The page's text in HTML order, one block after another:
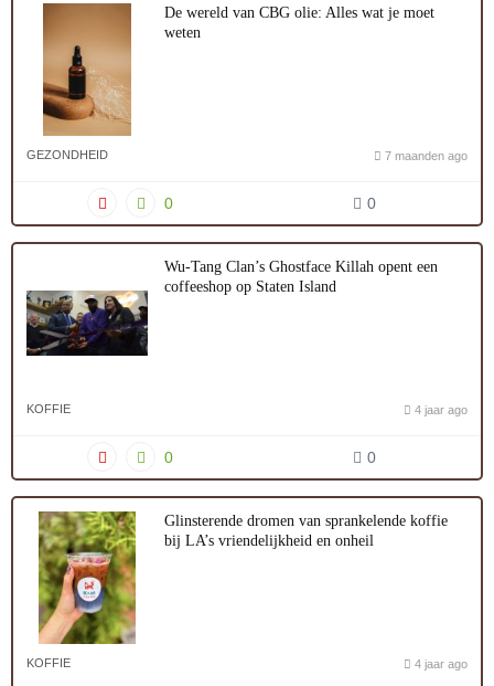
De wereld van CBG olie: Alles wat je moet
weten
GEZONDHEID 7 maanden ago
0 0
Wu-Tang Clan’s Ghostface Killah opent een
coffeeshop op Staten Island
KOFFIE 4 jaar ago
0 0
Glinsterende dromen van sprankelende koffie
bij LA’s vriendelijkheid en onheil
KOFFIE 4 jaar ago